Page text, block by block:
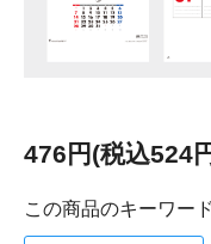
476円(税込524
この商品のキーワード